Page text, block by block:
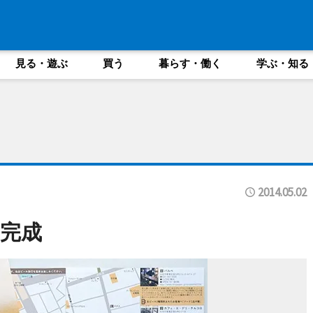
見る・遊ぶ 買う 暮らす・働く 学ぶ・知る
2014.05.02
成